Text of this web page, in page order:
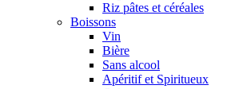
Riz pâtes et céréales
Boissons
Vin
Bière
Sans alcool
Apéritif et Spiritueux